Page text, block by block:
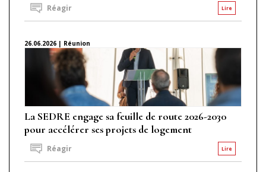
Lire
Réagir
26.06.2026 | Réunion
La SEDRE engage sa feuille de route 2026-2030
pour accélérer ses projets de logement
Lire
Réagir